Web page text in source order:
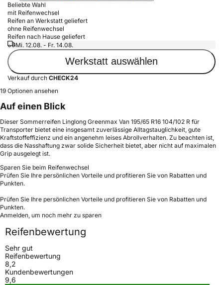
Beliebte Wahl
mit Reifenwechsel
Reifen an Werkstatt geliefert
ohne Reifenwechsel
Reifen nach Hause geliefert
Mi. 12.08. - Fr. 14.08.
Werkstatt auswählen
Verkauf durch CHECK24
19 Optionen ansehen
Auf einen Blick
Dieser Sommerreifen Linglong Greenmax Van 195/65 R16 104/102 R für
Transporter bietet eine insgesamt zuverlässige Alltagstauglichkeit, gute
Kraftstoffeffizienz und ein angenehm leises Abrollverhalten. Zu beachten ist,
dass die Nasshaftung zwar solide Sicherheit bietet, aber nicht auf maximalen
Grip ausgelegt ist.
Sparen Sie beim Reifenwechsel
Prüfen Sie Ihre persönlichen Vorteile und profitieren Sie von Rabatten und
Punkten.
Prüfen Sie Ihre persönlichen Vorteile und profitieren Sie von Rabatten und
Punkten.
Anmelden, um noch mehr zu sparen
Reifenbewertung
Sehr gut
Reifenbewertung
8,2
Kundenbewertungen
9,6